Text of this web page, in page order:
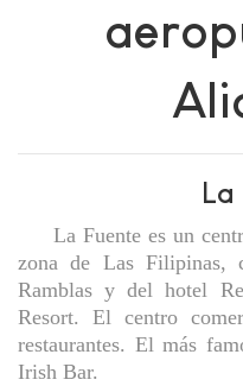
La
La Fuente es un
zona de Las Filipinas,
Ramblas y del hotel
Resort. El centro
restaurantes. El más
Irish Bar.